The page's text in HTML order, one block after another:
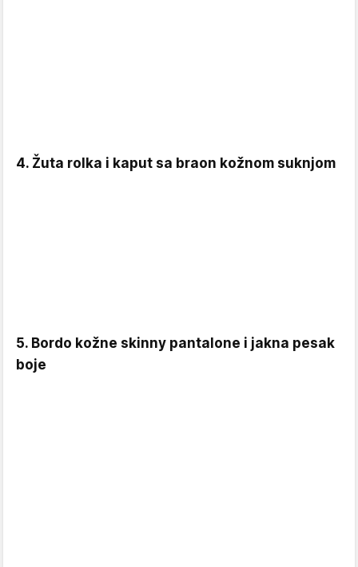
4. Žuta rolka i kaput sa braon kožnom suknjom
5. Bordo kožne skinny pantalone i jakna pesak
boje